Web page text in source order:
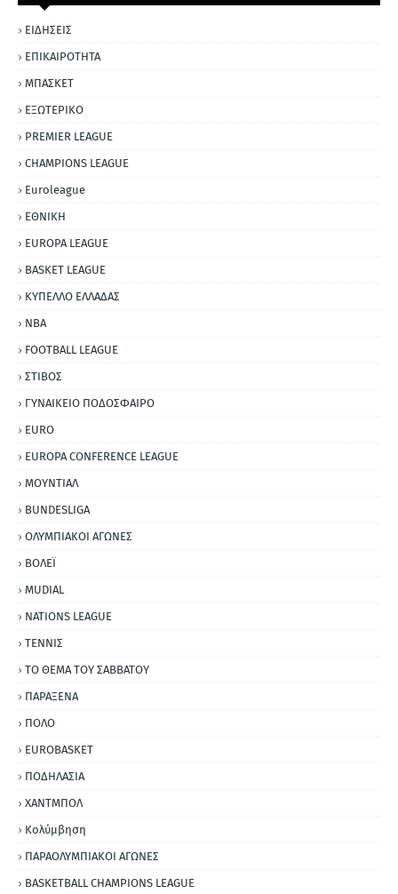
ΕΙΔΗΣΕΙΣ
ΕΠΙΚΑΙΡΟΤΗΤΑ
ΜΠΑΣΚΕΤ
ΕΞΩΤΕΡΙΚΟ
PREMIER LEAGUE
CHAMPIONS LEAGUE
Euroleague
ΕΘΝΙΚΗ
EUROPA LEAGUE
BASKET LEAGUE
ΚΥΠΕΛΛΟ ΕΛΛΑΔΑΣ
NBA
FOOTBALL LEAGUE
ΣΤΙΒΟΣ
ΓΥΝΑΙΚΕΙΟ ΠΟΔΟΣΦΑΙΡΟ
EURO
EUROPA CONFERENCE LEAGUE
ΜΟΥΝΤΙΑΛ
BUNDESLIGA
ΟΛΥΜΠΙΑΚΟΙ ΑΓΩΝΕΣ
ΒΟΛΕΪ
MUDIAL
NATIONS LEAGUE
ΤΕΝΝΙΣ
ΤΟ ΘΕΜΑ ΤΟΥ ΣΑΒΒΑΤΟΥ
ΠΑΡΑΞΕΝΑ
ΠΟΛΟ
EUROBASKET
ΠΟΔΗΛΑΣΙΑ
ΧΑΝΤΜΠΟΛ
Κολύμβηση
ΠΑΡΑΟΛΥΜΠΙΑΚΟΙ ΑΓΩΝΕΣ
BASKETBALL CHAMPIONS LEAGUE